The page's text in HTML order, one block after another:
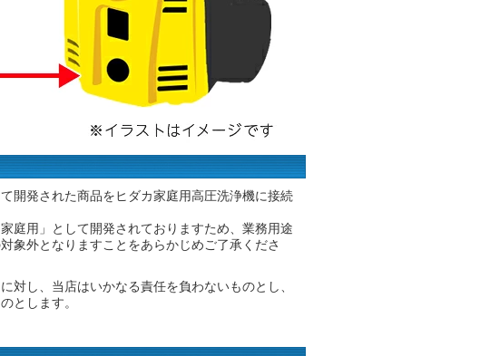
開発された商品をヒダカ家庭用高圧洗浄機に接続
庭用」として開発されておりますため、業務用途
象外となりますことをあらかじめご了承くださ
対し、当店はいかなる責任を負わないものとし、
とします。